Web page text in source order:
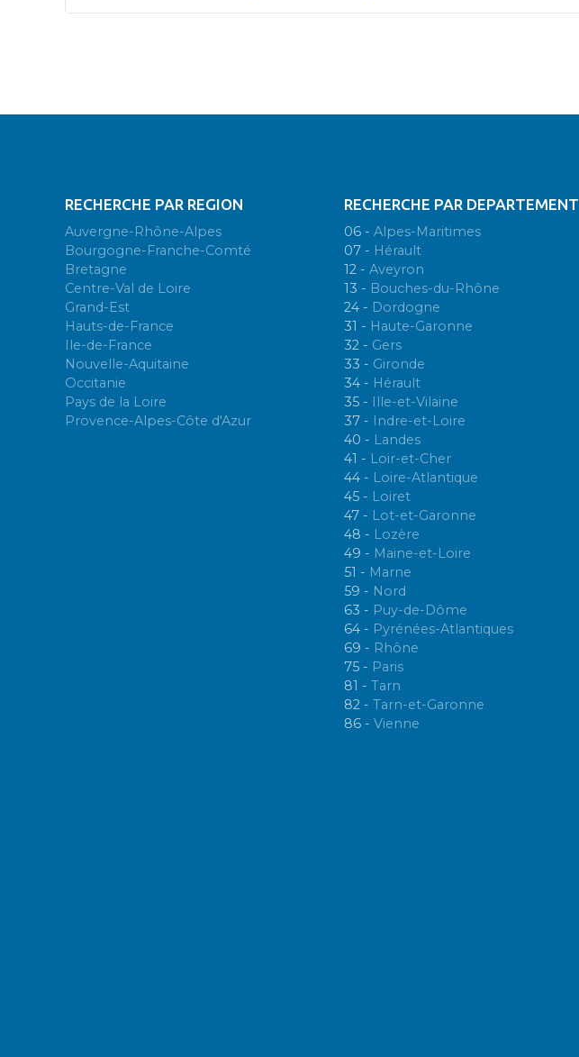
RECHERCHE PAR REGION
Auvergne-Rhône-Alpes
Bourgogne-Franche-Comté
Bretagne
Centre-Val de Loire
Grand-Est
Hauts-de-France
Ile-de-France
Nouvelle-Aquitaine
Occitanie
Pays de la Loire
Provence-Alpes-Côte d'Azur
RECHERCHE PAR DEPARTEMENT
06 - Alpes-Maritimes
07 - Hérault
12 - Aveyron
13 - Bouches-du-Rhône
24 - Dordogne
31 - Haute-Garonne
32 - Gers
33 - Gironde
34 - Hérault
35 - Ille-et-Vilaine
37 - Indre-et-Loire
40 - Landes
41 - Loir-et-Cher
44 - Loire-Atlantique
45 - Loiret
47 - Lot-et-Garonne
48 - Lozère
49 - Maine-et-Loire
51 - Marne
59 - Nord
63 - Puy-de-Dôme
64 - Pyrénées-Atlantiques
69 - Rhône
75 - Paris
81 - Tarn
82 - Tarn-et-Garonne
86 - Vienne